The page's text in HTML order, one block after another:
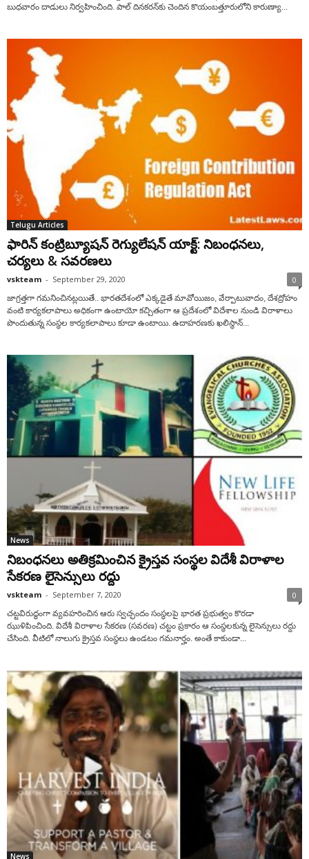
బుధవారం దాడులు నిర్వహించింది. పాల్ దిన‌క‌ర‌న్‌కు చెందిన కొయంబత్తూరులోని కారుణ్యా...
Telugu Articles
ఫారిన్ కంట్రిబ్యూషన్ రెగ్యులేషన్ యాక్ట్: నిబంధనలు,
చర్యలు & సవరణలు
vskteam - September 29, 2020 0
జాగ్రత్తగా గమనించినట్లయితే.. భారతదేశంలో ఎక్కడైతే మావోయిజం, వేర్పాటువాదం, దేశద్రోహం
వంటి కార్యకలాపాలు అధికంగా ఉంటాయో కచ్చితంగా ఆ ప్రదేశంలో విదేశాల నుండి విరాళాలు
పొందుతున్న సంస్థల కార్యకలాపాలు కూడా ఉంటాయి. ఉదాహరణకు ఖలిస్థాన్...
News
నిబంధనలు అతిక్రమించిన క్రైస్తవ సంస్థల విదేశీ విరాళాల
సేకరణ లైసెన్సులు రద్దు
vskteam - September 7, 2020 0
చట్టవిరుద్ధంగా వ్యవహరించిన ఆరు స్వచ్ఛందం సంస్థలపై భారత ప్రభుత్వం కొరడా
ఝుళిపించింది. విదేశీ విరాళాల సేకరణ (సవరణ) చట్టం ప్రకారం ఆ సంస్థలకున్న లైసెన్సులు రద్దు
చేసింది. వీటిలో నాలుగు క్రైస్తవ సంస్థలు ఉండటం గమనార్హం. అంతే కాకుండా...
News